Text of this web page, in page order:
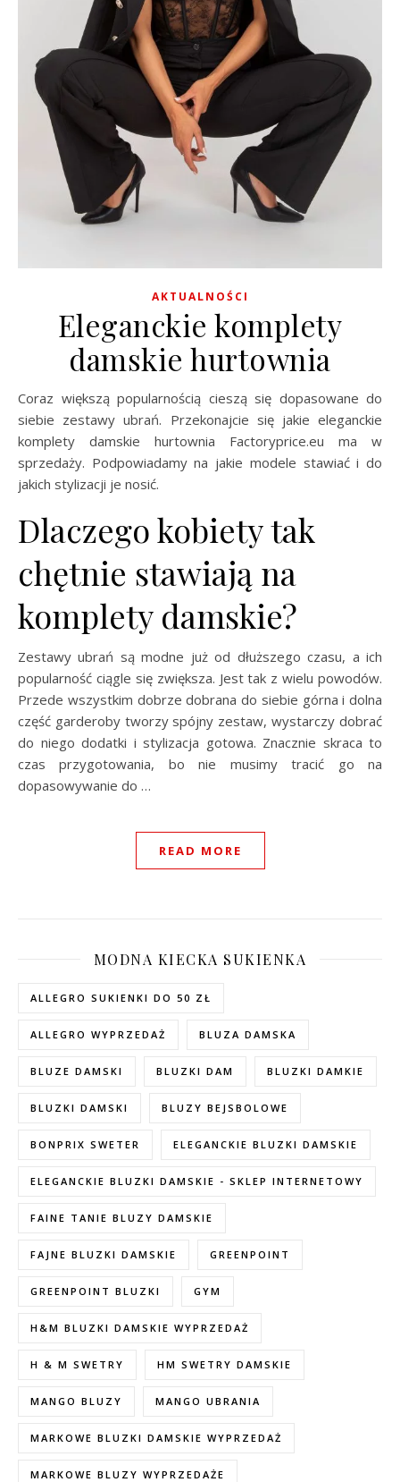
AKTUALNOŚCI
Eleganckie komplety
damskie hurtownia
Coraz większą popularnością cieszą się dopasowane do
siebie zestawy ubrań. Przekonajcie się jakie eleganckie
komplety damskie hurtownia Factoryprice.eu ma w
sprzedaży. Podpowiadamy na jakie modele stawiać i do
jakich stylizacji je nosić.
Dlaczego kobiety tak
chętnie stawiają na
komplety damskie?
Zestawy ubrań są modne już od dłuższego czasu, a ich
popularność ciągle się zwiększa. Jest tak z wielu powodów.
Przede wszystkim dobrze dobrana do siebie górna i dolna
część garderoby tworzy spójny zestaw, wystarczy dobrać
do niego dodatki i stylizacja gotowa. Znacznie skraca to
czas przygotowania, bo nie musimy tracić go na
dopasowywanie do …
READ MORE
MODNA KIECKA SUKIENKA
ALLEGRO SUKIENKI DO 50 ZŁ
ALLEGRO WYPRZEDAŻ BLUZA DAMSKA
BLUZE DAMSKI BLUZKI DAM BLUZKI DAMKIE
BLUZKI DAMSKI BLUZY BEJSBOLOWE
BONPRIX SWETER ELEGANCKIE BLUZKI DAMSKIE
ELEGANCKIE BLUZKI DAMSKIE - SKLEP INTERNETOWY
FAINE TANIE BLUZY DAMSKIE
FAJNE BLUZKI DAMSKIE GREENPOINT
GREENPOINT BLUZKI GYM
H&M BLUZKI DAMSKIE WYPRZEDAŻ
H & M SWETRY HM SWETRY DAMSKIE
MANGO BLUZY MANGO UBRANIA
MARKOWE BLUZKI DAMSKIE WYPRZEDAŻ
MARKOWE BLUZY WYPRZEDAŻE